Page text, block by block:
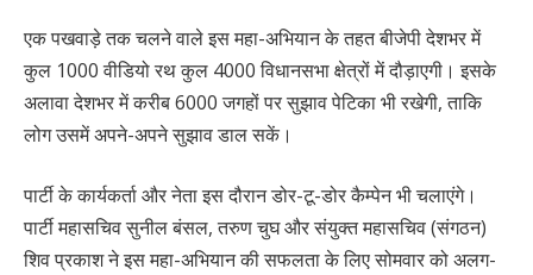
एक पखवाड़े तक चलने वाले इस महा-अभियान के तहत बीजेपी देशभर में
कुल 1000 वीडियो रथ कुल 4000 विधानसभा क्षेत्रों में दौड़ाएगी। इसके
अलावा देशभर में करीब 6000 जगहों पर सुझाव पेटिका भी रखेगी, ताकि
लोग उसमें अपने-अपने सुझाव डाल सकें।
पार्टी के कार्यकर्ता और नेता इस दौरान डोर-टू-डोर कैम्पेन भी चलाएंगे।
पार्टी महासचिव सुनील बंसल, तरुण चुघ और संयुक्त महासचिव (संगठन)
शिव प्रकाश ने इस महा-अभियान की सफलता के लिए सोमवार को अलग-